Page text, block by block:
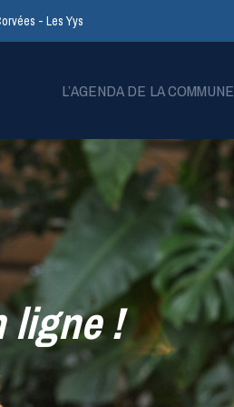
- Les Yys
L’AGENDA DE LA COMMUNE
ligne!